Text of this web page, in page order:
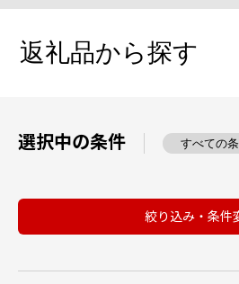
返礼品から探す
選択中の条件 すべての
絞り込み・条件